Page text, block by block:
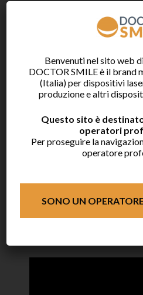
PARODONTALE
Benvenuti nel sito web
DOCTOR SMILE è il brand
(Italia) per dispositivi
produzione e altri
Questo sito è
operatori
Per proseguire la
operatore
SONO UN